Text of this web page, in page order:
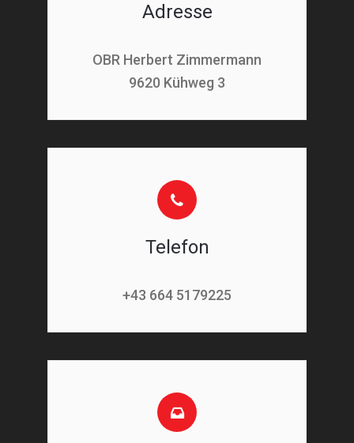
Adresse
OBR Herbert Zimmermann
9620 Kühweg 3
Telefon
+43 664 5179225